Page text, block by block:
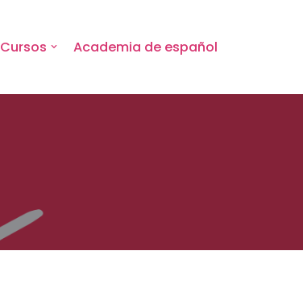
Cursos Academia de español